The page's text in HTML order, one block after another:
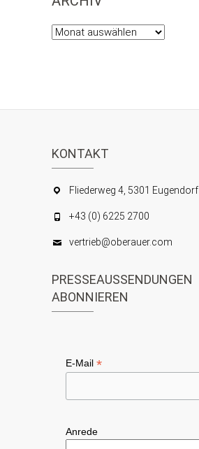
Archiv
KONTAKT
Fliederweg 4, 5301 Eugendorf
+43 (0) 6225 2700
vertrieb@oberauer.com
PRESSEAUSSENDUNGEN
ABONNIEREN
E-Mail *
Anrede